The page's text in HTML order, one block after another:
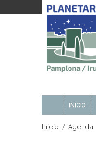
INICIO
Inicio Agenda